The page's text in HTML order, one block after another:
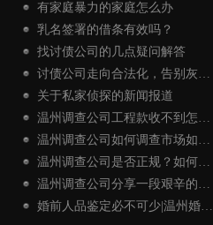
有家庭暴力的家庭怎么办
乳名签署的借条有效吗？
找讨债公司的几点疑问解答
讨债公司走向合法化，告别灰…
关于私家侦探的新闻报道
温州调查公司工程款收不到怎…
温州调查公司如何调查市场如…
温州调查公司是否正规？如何…
温州调查公司分享一段艰辛的…
婚前人品鉴定必不可少|温州婚…